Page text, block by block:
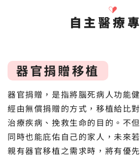
自主醫療
器官捐贈移植
器官捐贈，是指將腦死病人功能
經由無償捐贈的方式，移植給比
治療疾病、挽救生命的目的。不
同時也能庇佑自己的家人，未來
親有器官移植之需求時，將有優